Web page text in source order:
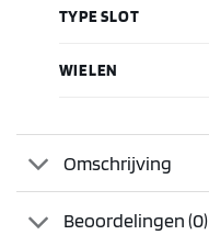
TYPE SLOT
WIELEN
Omschrijving
Beoordelingen (0)